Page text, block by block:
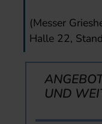
(Messer
Halle 22,
UND